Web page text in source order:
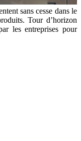
sans cesse dans le
Tour d’horizon
les entreprises pour